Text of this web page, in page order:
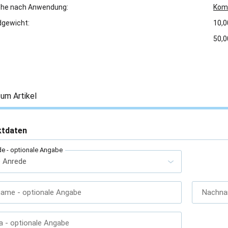
nach Anwendung:
Artikel
- optionale Angabe
- optionale Angabe
- optionale Angabe